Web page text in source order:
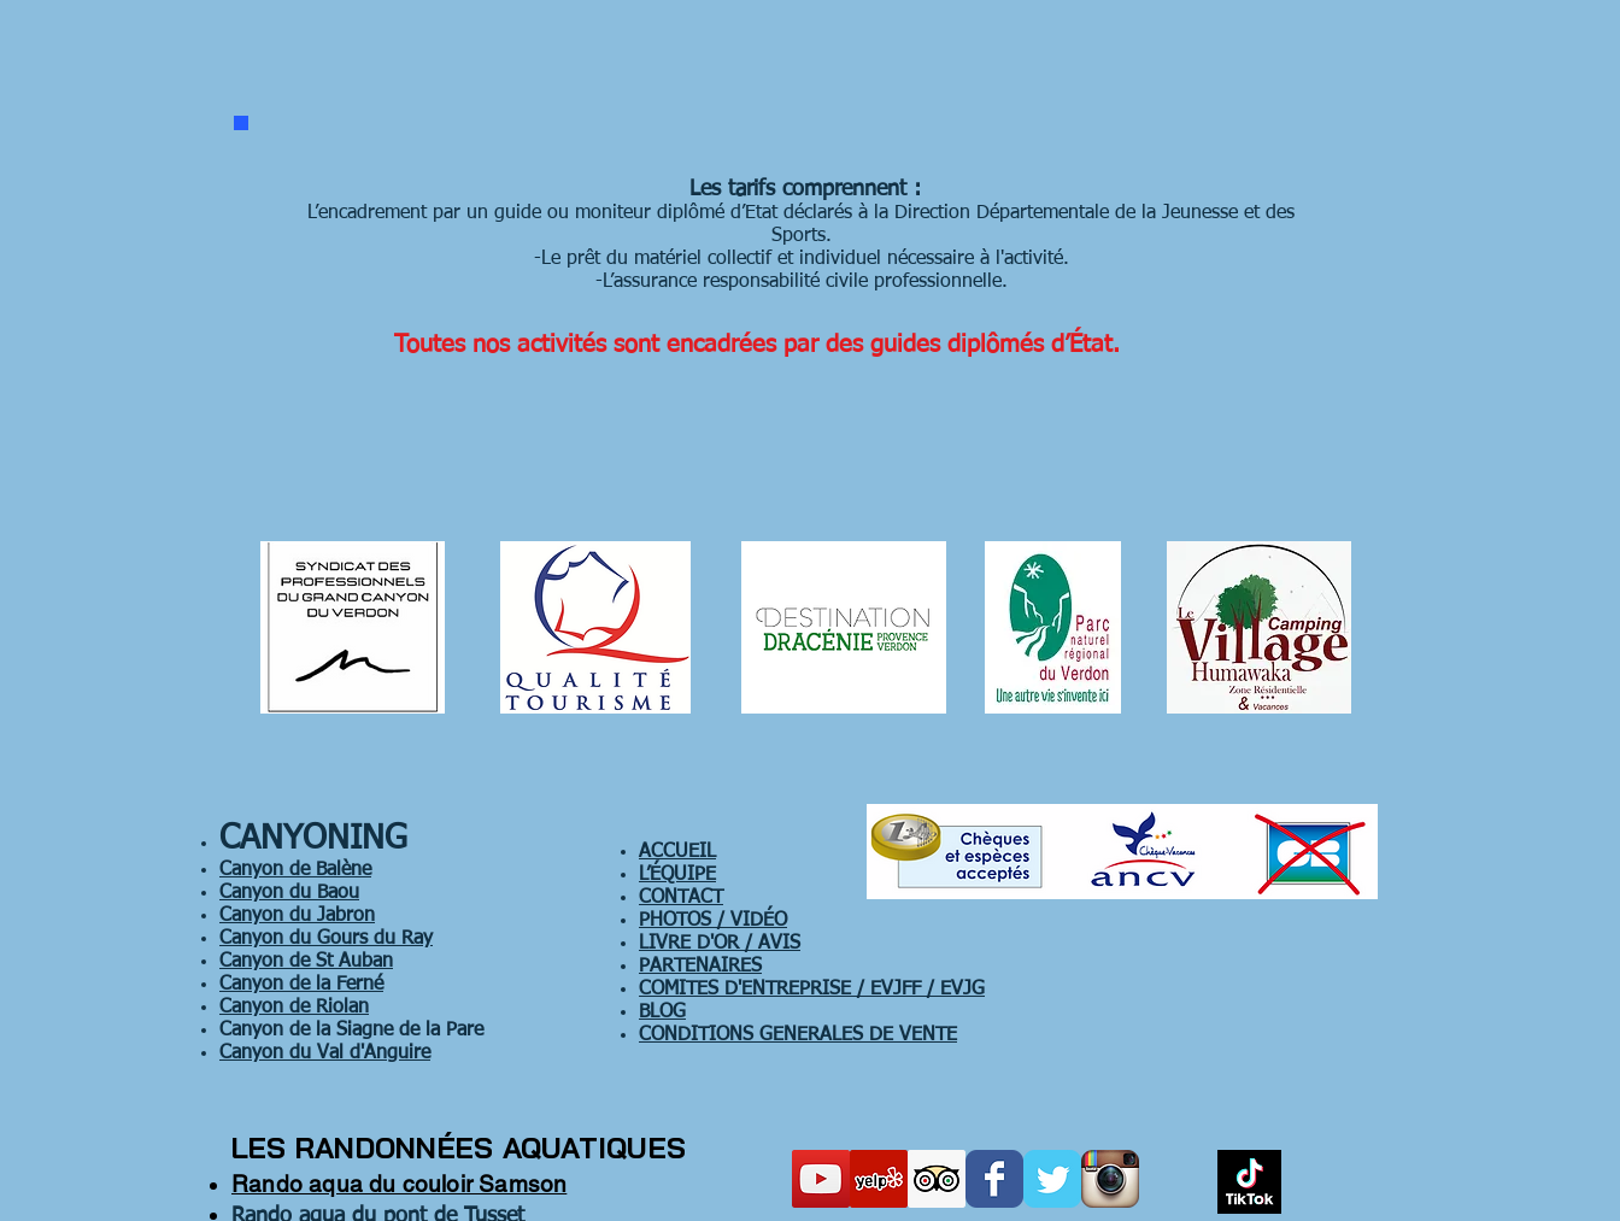
Les tarifs comprennent :
L’encadrement par un guide ou moniteur diplômé d’Etat déclarés à la Direction Départementale de la Jeunesse et des
Sports.
-Le prêt du matériel collectif et individuel nécessaire à l'activité.
-L’assurance responsabilité civile professionnelle.
Toutes nos activités sont encadrées par des guides diplômés d’État.
ACCUEIL
L’ÉQUIPE
CONTACT
PHOTOS / VIDÉO
LIVRE D'OR / AVIS
PARTENAIRES
COMITES D'ENTREPRISE / EVJFF / EVJG
BLOG
CONDITIONS GENERALES DE VENTE
CANYONING
Canyon de Balène
Canyon du Baou
Canyon du Jabron
Canyon du Gours du Ray
Canyon de St Auban
Canyon de la Ferné
Canyon de Riolan
Canyon de la Siagne de la Pare
Canyon du Val d'Anguire
LES RANDONNÉES AQUATIQUES
Rando aqua du couloir Samson
Rando aqua du pont de Tusset